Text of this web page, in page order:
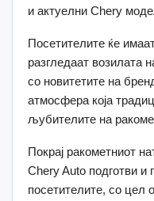
и актуелни Chery
Посетителите ќе
разгледаат возилата
со новитетите на
атмосфера која
љубителите на
Покрај ракометниот
Chery Auto подготви
посетителите, со цел